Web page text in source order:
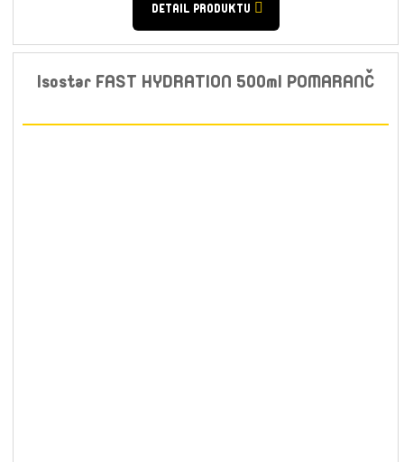
DETAIL PRODUKTU
Isostar FAST HYDRATION 500ml POMARANČ